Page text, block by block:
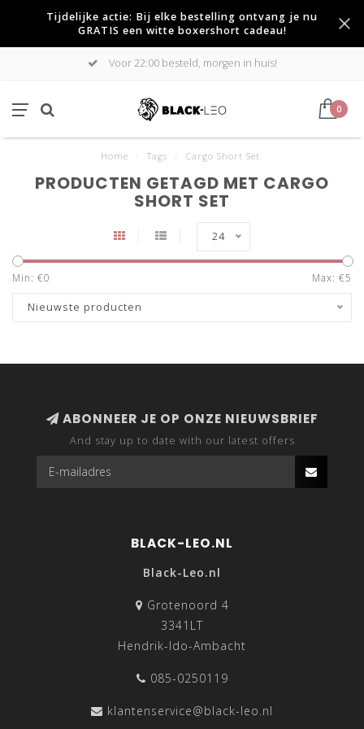
Tijdelijke actie: Bij elke bestelling ontvang je nu
GRATIS een witte boxershort cadeau!
Voor 22:00 besteld, morgen in huis!
0
Home Tags Cargo Short Set
PRODUCTEN GETAGD MET CARGO
SHORT SET
24
Min: €0 Max: €5
Nieuwste producten
ABONNEER JE OP ONZE NIEUWSBRIEF
And stay up to date with our latest offers
BLACK-LEO.NL
Black-Leo.nl
Grotenoord 4
3341LT
Hendrik-Ido-Ambacht
085-0250119
klantenservice@black-leo.nl